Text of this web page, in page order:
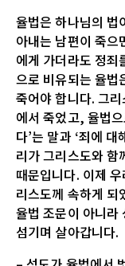
율법은 하나님의 법
아내는 남편이 죽
에게 가더라도 정죄
으로 비유되는 율법
죽어야 합니다. 그
에서 죽었고, 율법
다’는 말과 ‘죄에
리가 그리스도와 함
때문입니다. 이제
리스도께 속하게 되
율법 조문이 아니라
섬기며 살아갑니다.